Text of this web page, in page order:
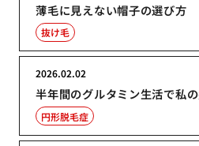
薄毛に見えない帽子の選び方
抜け毛
半年間のグルタミン生活で私
2026.02.02
円形脱毛症